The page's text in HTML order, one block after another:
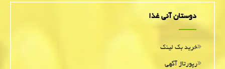
دوستان آنی غذا
خرید بک لینک
رپورتاژ آگهی